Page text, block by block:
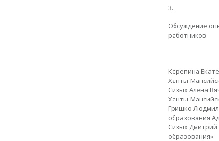
3.
Обсуждение
работников
Корепина
Ханты-
Сизых Алена
Ханты-
Гришко
образования
Сизых Дмитрий
образования»